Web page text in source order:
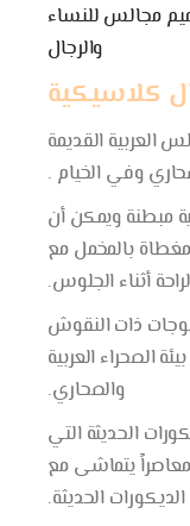
مجالس للنساء
والرجال
كلاسيكية
العربية القديمة
وفي الخيام .
مبطنة ويمكن أن
بالمخمل مع
أثناء الجلوس.
ذات النقوش
الصحراء العربية
والصحاري.
الحديثة التي
يتماشى مع
الحديثة.